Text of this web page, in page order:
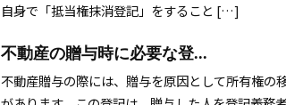
自身で「抵当権抹消登記」をすること […]
不動産の贈与時に必要な登...
不動産贈与の際には、贈与を原因として所有権の